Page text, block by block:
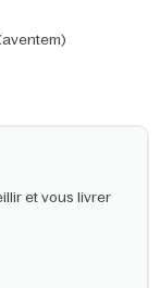
et vous livrer